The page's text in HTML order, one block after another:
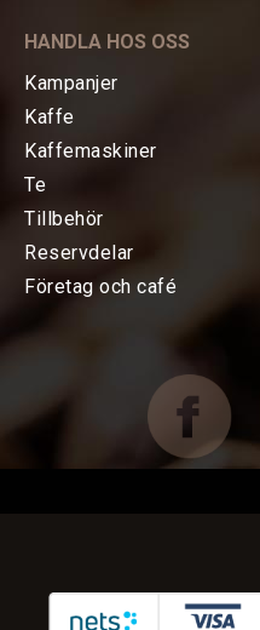
TILLBEHÖR
FÖRETAG OCH CAFÉ
RESERVDELAR
Uppgraderingsutrustning
Alla Reservdelar
Vattenfilter & Slangar
HANDLA HOS OSS
Kampanjer
Kaffe
Kaffemaskiner
Te
Tillbehör
Reservdelar
Företag och café